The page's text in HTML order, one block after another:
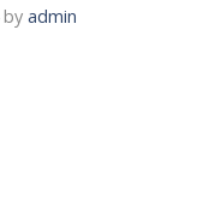
by admin